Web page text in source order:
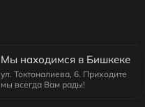
Мы находимся в Бишкеке
ул. Токтоналиева, 6. Приходите
мы всегда Вам рады!